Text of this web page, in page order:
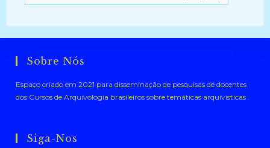
Sobre Nós
Espaço criado em 2021 para disseminação de pesquisas de docentes
dos Cursos de Arquivologia brasileiros sobre temáticas arquivísticas .
Siga-Nos